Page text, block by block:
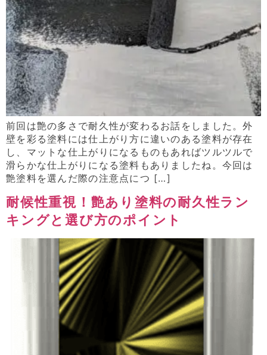
前回は艶の多さで耐久性が変わるお話をしました。外
壁を彩る塗料には仕上がり方に違いのある塗料が存在
し、マットな仕上がりになるものもあればツルツルで
滑らかな仕上がりになる塗料もありましたね。今回は
艶塗料を選んだ際の注意点につ […]
耐候性重視！艶あり塗料の耐久性ラン
キングと選び方のポイント